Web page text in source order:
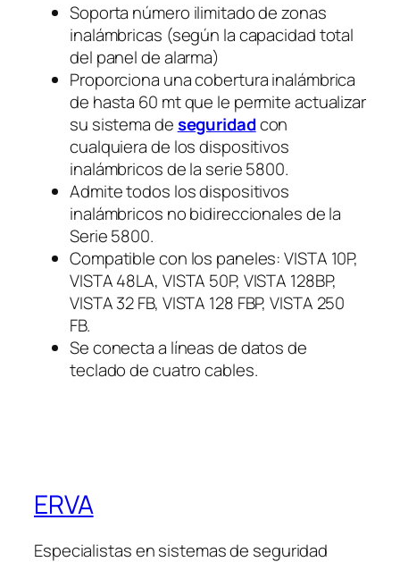
Soporta número ilimitado de zonas
inalámbricas (según la capacidad total
del panel de alarma)
Proporciona una cobertura inalámbrica
de hasta 60 mt que le permite actualizar
su sistema deseguridadcon
cualquiera de los dispositivos
inalámbricos de la serie 5800.
Admite todos los dispositivos
inalámbricos no bidireccionales de la
Serie 5800.
Compatible con los paneles: VISTA 10P,
VISTA 48LA, VISTA 50P, VISTA 128BP,
VISTA 32 FB, VISTA 128 FBP, VISTA 250
FB.
Se conecta a líneas de datos de
teclado de cuatro cables.
ERVA
Especialistas en sistemas de seguridad